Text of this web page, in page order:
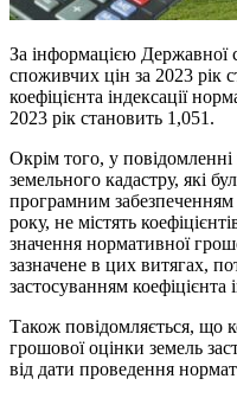
За інформацією Державної
споживчих цін за 2023 рік
коефіцієнта індексації
2023 рік становить 1,051.
Окрім того, у
земельного кадастру, які
програмним забезпеченням
року, не містять
значення нормативної
зазначене в цих витягах,
застосуванням коефіцієнта
Також повідомляється, що
грошової оцінки земель
від дати проведення